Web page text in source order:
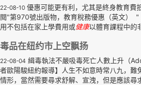
22-08-10 優惠可能更有利，尤其是終身教育費
閱"第970號出版物，教育稅務優惠（英文） "
用不包括在家上學費用或健康以體育課程中的
毒品在纽约市上空飘扬
22-08-04 緝毒執法不嚴吸毒死亡人數上升（
者歐陽駿紐約報導】人生不如意時常八九，難
情形，當然需要尋求舒解、宣洩，但是應該尋